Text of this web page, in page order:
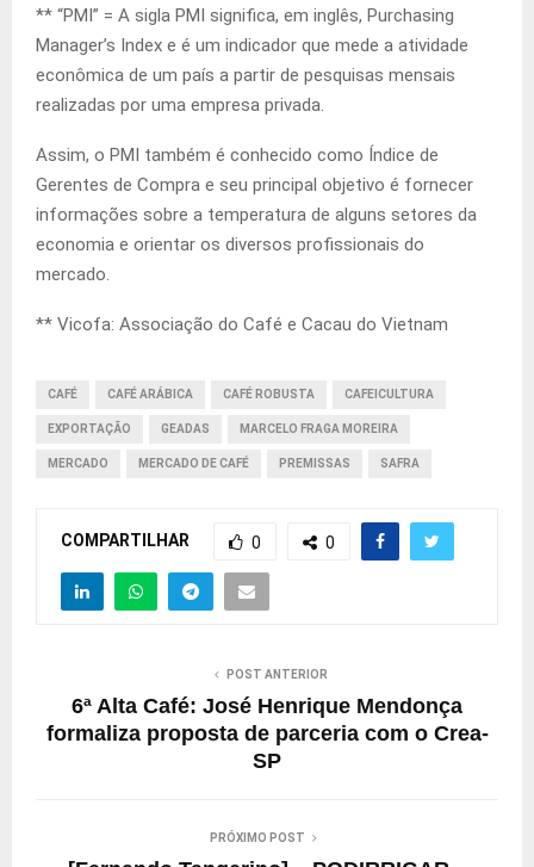
** “PMI” = A sigla PMI significa, em inglês, Purchasing
Manager’s Index e é um indicador que mede a atividade
econômica de um país a partir de pesquisas mensais
realizadas por uma empresa privada.
Assim, o PMI também é conhecido como Índice de
Gerentes de Compra e seu principal objetivo é fornecer
informações sobre a temperatura de alguns setores da
economia e orientar os diversos profissionais do
mercado.
** Vicofa: Associação do Café e Cacau do Vietnam
CAFÉ CAFÉ ARÁBICA CAFÉ ROBUSTA CAFEICULTURA
EXPORTAÇÃO GEADAS MARCELO FRAGA MOREIRA
MERCADO MERCADO DE CAFÉ PREMISSAS SAFRA
COMPARTILHAR 0 0
POST ANTERIOR
6ª Alta Café: José Henrique Mendonça
formaliza proposta de parceria com o Crea-
SP
PRÓXIMO POST